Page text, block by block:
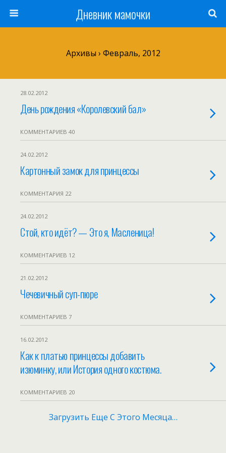
Дневник мамочки
Архивы › Февраль, 2012
28.02.2012
День рождения «Королевский бал»
КОММЕНТАРИЕВ 40
24.02.2012
Картонный замок для принцессы
КОММЕНТАРИЯ 22
24.02.2012
Стой, кто идёт? — Это я, Масленица!
КОММЕНТАРИЕВ 12
21.02.2012
Чечевичный суп-пюре
КОММЕНТАРИЕВ 7
16.02.2012
Как к платью принцессы добавить
изюминку, или История одного костюма.
КОММЕНТАРИЕВ 20
Загрузить Еще С Этого Месяца…